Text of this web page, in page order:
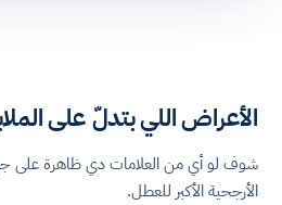
الأعراض اللي بتدلّ على
شوف لو أي من العلامات دي ظاهرة على
الأرجحية الأكبر للعطل.